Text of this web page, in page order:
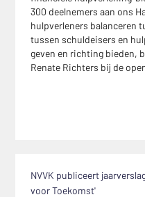
300 deelnemers aan ons
hulpverleners balanceren
tussen schuldeisers en
geven en richting bieden,
Renate Richters bij de
NVVK publiceert
voor Toekomst'